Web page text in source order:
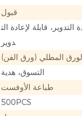
قبول
التدوير، قابلة لإعادة الت
دوير
المطلي (ورق الفن)
التسوق، هدية
طباعة الأوفست
500PCS